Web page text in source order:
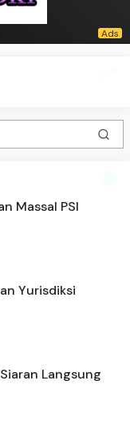
Massal PSI
Yurisdiksi
Langsung